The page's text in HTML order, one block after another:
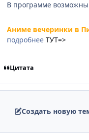
В программе
Аниме вечеринки в
подробнее ТУТ=>
Цитата
Создать новую